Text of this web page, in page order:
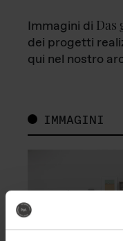
Immagini di Das
dei progetti
qui nel nostro
IMMAGINI